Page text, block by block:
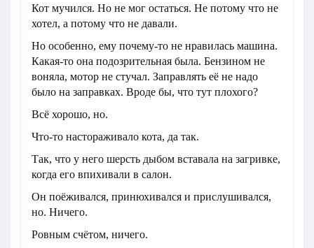
Кот мучился. Но не мог остаться. Не потому что не
хотел, а потому что не давали.
Но особенно, ему почему-то не нравилась машина.
Какая-то она подозрительная была. Бензином не
воняла, мотор не стучал. Заправлять её не надо
было на заправках. Вроде бы, что тут плохого?
Всё хорошо, но.
Что-то настораживало кота, да так.
Так, что у него шерсть дыбом вставала на загривке,
когда его впихивали в салон.
Он поёживался, принюхивался и прислушивался,
но. Ничего.
Ровным счётом, ничего.